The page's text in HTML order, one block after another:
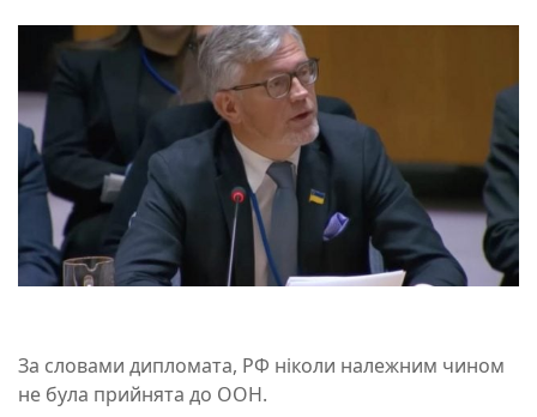
За словами дипломата, РФ ніколи належним чином
не була прийнята до ООН.